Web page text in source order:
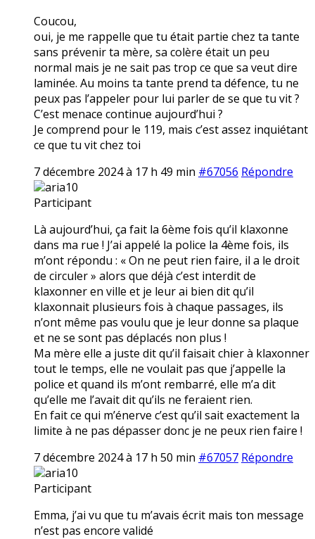
Coucou,
oui, je me rappelle que tu était partie chez ta tante
sans prévenir ta mère, sa colère était un peu
normal mais je ne sait pas trop ce que sa veut dire
laminée. Au moins ta tante prend ta défence, tu ne
peux pas l’appeler pour lui parler de se que tu vit ?
C’est menace continue aujourd’hui ?
Je comprend pour le 119, mais c’est assez inquiétant
ce que tu vit chez toi
7 décembre 2024 à 17 h 49 min #67056 Répondre
aria10
Participant
Là aujourd’hui, ça fait la 6ème fois qu’il klaxonne
dans ma rue ! J’ai appelé la police la 4ème fois, ils
m’ont répondu : « On ne peut rien faire, il a le droit
de circuler » alors que déjà c’est interdit de
klaxonner en ville et je leur ai bien dit qu’il
klaxonnait plusieurs fois à chaque passages, ils
n’ont même pas voulu que je leur donne sa plaque
et ne se sont pas déplacés non plus !
Ma mère elle a juste dit qu’il faisait chier à klaxonner
tout le temps, elle ne voulait pas que j’appelle la
police et quand ils m’ont rembarré, elle m’a dit
qu’elle me l’avait dit qu’ils ne feraient rien.
En fait ce qui m’énerve c’est qu’il sait exactement la
limite à ne pas dépasser donc je ne peux rien faire !
7 décembre 2024 à 17 h 50 min #67057 Répondre
aria10
Participant
Emma, j’ai vu que tu m’avais écrit mais ton message
n’est pas encore validé